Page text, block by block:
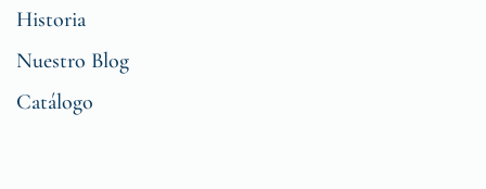
Historia
Nuestro Blog
Catálogo